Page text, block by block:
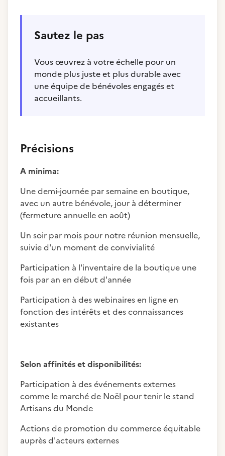
Sautez le pas
Vous œuvrez à votre échelle pour un
monde plus juste et plus durable avec
une équipe de bénévoles engagés et
accueillants.
Précisions
A minima:
Une demi-journée par semaine en boutique,
avec un autre bénévole, jour à déterminer
(fermeture annuelle en août)
Un soir par mois pour notre réunion mensuelle,
suivie d'un moment de convivialité
Participation à l'inventaire de la boutique une
fois par an en début d'année
Participation à des webinaires en ligne en
fonction des intérêts et des connaissances
existantes
Selon affinités et disponibilités:
Participation à des événements externes
comme le marché de Noël pour tenir le stand
Artisans du Monde
Actions de promotion du commerce équitable
auprès d'acteurs externes